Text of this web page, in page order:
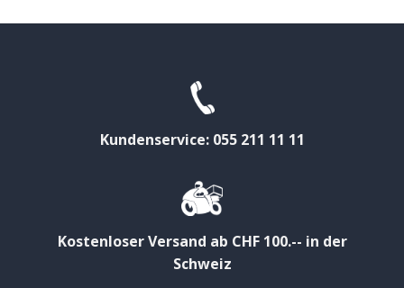
Kundenservice: 055 211 11 11
Kostenloser Versand ab CHF 100.-- in der
Schweiz